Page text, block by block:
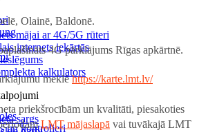
mājai ar 4G/5G rūteri
internets iekārtās
kalkulators
sargs
un kontrolieri
Olainē, Baldonē.
4G pārklājums Rīgas apkārtnē.
meklēhttps://karte.lmt.lv/
priekšrocībām un kvalitāti, piesakoties
LMT mājaslapā vai tuvākajā LMT